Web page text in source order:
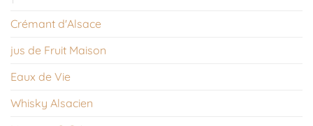
Crémant d'Alsace
jus de Fruit Maison
Eaux de Vie
Whisky Alsacien